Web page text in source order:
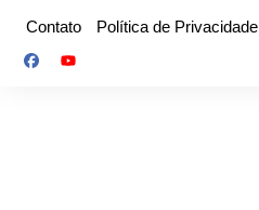
Contato Política de Privacidade